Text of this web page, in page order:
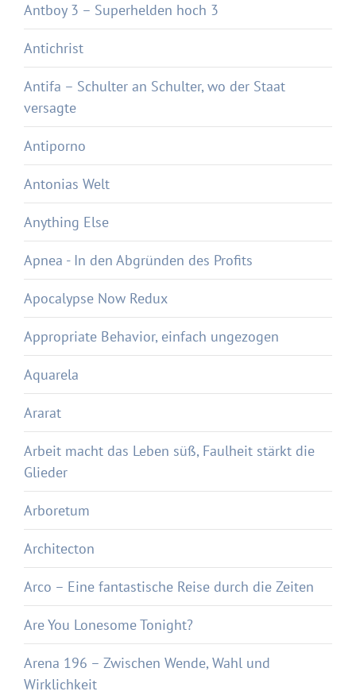
Antboy 3 – Superhelden hoch 3
Antichrist
Antifa – Schulter an Schulter, wo der Staat
versagte
Antiporno
Antonias Welt
Anything Else
Apnea - In den Abgründen des Profits
Apocalypse Now Redux
Appropriate Behavior, einfach ungezogen
Aquarela
Ararat
Arbeit macht das Leben süß, Faulheit stärkt die
Glieder
Arboretum
Architecton
Arco – Eine fantastische Reise durch die Zeiten
Are You Lonesome Tonight?
Arena 196 – Zwischen Wende, Wahl und
Wirklichkeit